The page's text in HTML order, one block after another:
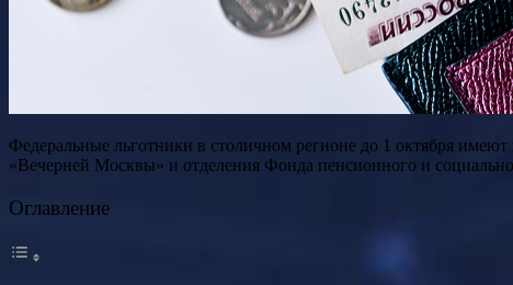
Федеральные льготники в столичном регионе до 1 октября
«Вечерней Москвы» и отделения Фонда пенсионного и
Оглавление